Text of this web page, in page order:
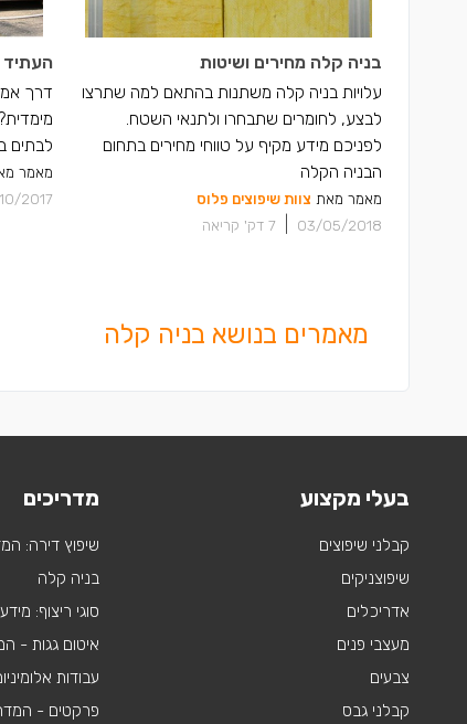
בניה קלה מחירים ושיטות
עלויות בניה קלה משתנות בהתאם למה שתרצו
לבצע, לחומרים שתבחרו ולתנאי השטח.
לפניכם מידע מקיף על טווחי מחירים בתחום
הבניה הקלה
מאמר מאת צוות שיפוצים פלוס
03/05/2018
7 דק' קריאה
העתיד
דרך
לבתים
מאמר
2017
מאמרים בנושא בניה קלה
בעלי מקצוע
קבלני שיפוצים
שיפוצניקים
אדריכלים
מעצבי פנים
צבעים
קבלני גבס
מדריכים
שיפוץ דירה:
בניה קלה
סוגי ריצוף:
איטום גגות -
עבודות
פרקטים -